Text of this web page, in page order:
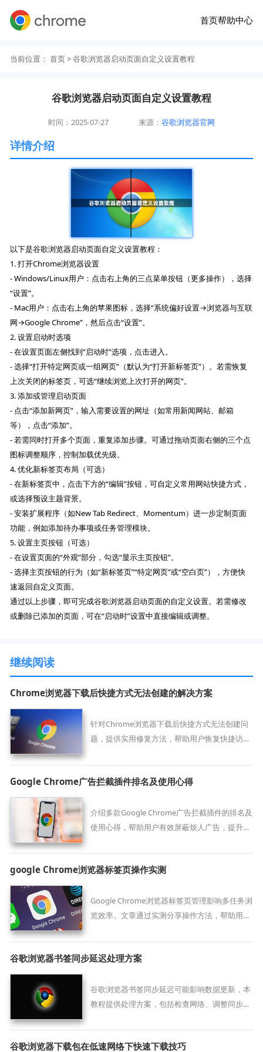
首页帮助中心
当前位置： 首页> 谷歌浏览器启动页面自定义设置教程
谷歌浏览器启动页面自定义设置教程
时间：2025-07-27 来源：谷歌浏览器官网
详情介绍
以下是谷歌浏览器启动页面自定义设置教程：
1. 打开Chrome浏览器设置
- Windows/Linux用户：点击右上角的三点菜单按钮（更多操作），选择
“设置”。
- Mac用户：点击右上角的苹果图标，选择“系统偏好设置→浏览器与互联
网→Google Chrome”，然后点击“设置”。
2. 设置启动时选项
- 在设置页面左侧找到“启动时”选项，点击进入。
- 选择“打开特定网页或一组网页”（默认为“打开新标签页”）。若需恢复
上次关闭的标签页，可选“继续浏览上次打开的网页”。
3. 添加或管理启动页面
- 点击“添加新网页”，输入需要设置的网址（如常用新闻网站、邮箱
等），点击“添加”。
- 若需同时打开多个页面，重复添加步骤。可通过拖动页面右侧的三个点
图标调整顺序，控制加载优先级。
4. 优化新标签页布局（可选）
- 在新标签页中，点击下方的“编辑”按钮，可自定义常用网站快捷方式，
或选择预设主题背景。
- 安装扩展程序（如New Tab Redirect、Momentum）进一步定制页面
功能，例如添加待办事项或任务管理模块。
5. 设置主页按钮（可选）
- 在设置页面的“外观”部分，勾选“显示主页按钮”。
- 选择主页按钮的行为（如“新标签页”“特定网页”或“空白页”），方便快
速返回自定义页面。
通过以上步骤，即可完成谷歌浏览器启动页面的自定义设置。若需修改
或删除已添加的页面，可在“启动时”设置中直接编辑或调整。
继续阅读
Chrome浏览器下载后快捷方式无法创建的解决方案
针对Chrome浏览器下载后快捷方式无法创建问
题，提供实用修复方法，帮助用户恢复快捷访问
Google Chrome广告拦截插件排名及使用心得
介绍多款Google Chrome广告拦截插件的排名及
使用心得，帮助用户有效屏蔽烦人广告，提升浏
google Chrome浏览器标签页操作实测
Google Chrome浏览器标签页管理影响多任务浏
览效率。文章通过实测分享操作方法，帮助用户
谷歌浏览器书签同步延迟处理方案
谷歌浏览器书签同步延迟可能影响数据更新，本
教程提供处理方案，包括检查网络、调整同步设
整。
谷歌浏览器下载包在低速网络下快速下载技巧